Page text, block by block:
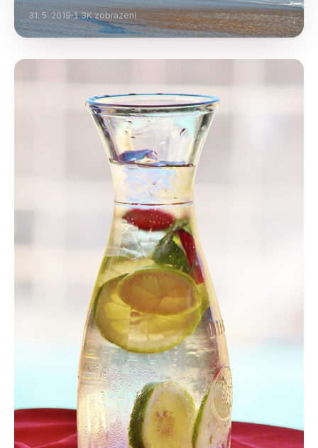
jako v bavlnce. Existuje spousta věcí, které můžete
pro své zdraví udělat…
31. 5. 2019 1.3K zobrazení